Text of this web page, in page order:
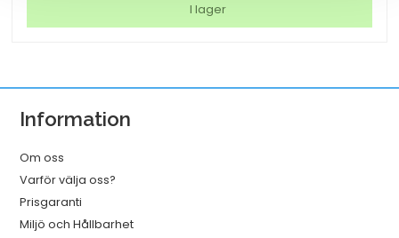
4
mm
mängd
I lager
Information
Om oss
Varför välja oss?
Prisgaranti
Miljö och Hållbarhet